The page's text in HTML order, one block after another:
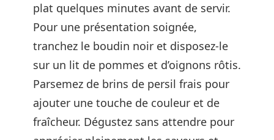
plat quelques minutes avant de servir.
Pour une présentation soignée,
tranchez le boudin noir et disposez-le
sur un lit de pommes et d’oignons rôtis.
Parsemez de brins de persil frais pour
ajouter une touche de couleur et de
fraîcheur. Dégustez sans attendre pour